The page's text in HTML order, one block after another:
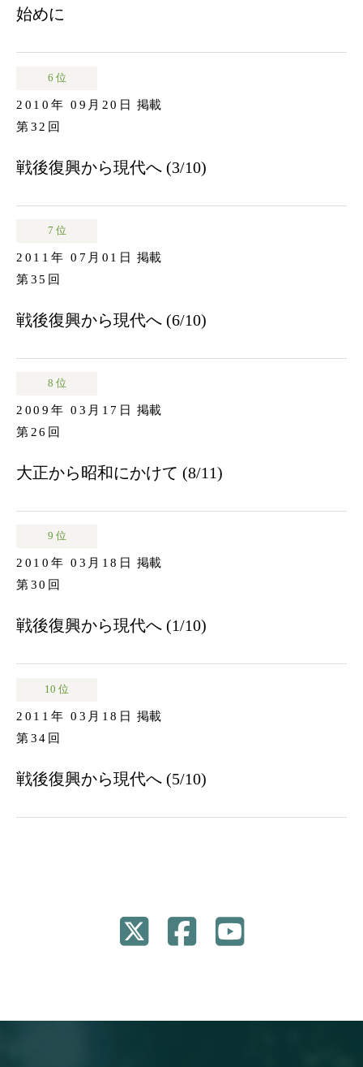
始めに
6 位
2010年 09月20日 掲載
第32回
戦後復興から現代へ (3/10)
7 位
2011年 07月01日
掲載
第35回
戦後復興から現代へ (6/10)
8 位
2009年 03月17日
掲載
第26回
大正から昭和にかけて (8/11)
9 位
2010年 03月18日
掲載
第30回
戦後復興から現代へ (1/10)
10 位
2011年 03月18日
掲載
第34回
戦後復興から現代へ (5/10)